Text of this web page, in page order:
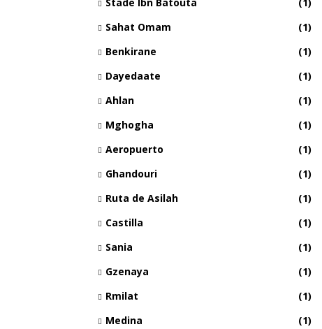
Sahat Omam
(1)
Benkirane
(1)
Dayedaate
(1)
Ahlan
(1)
Mghogha
(1)
Aeropuerto
(1)
Ghandouri
(1)
Ruta de Asilah
(1)
Castilla
(1)
Sania
(1)
Gzenaya
(1)
Rmilat
(1)
Medina
(1)